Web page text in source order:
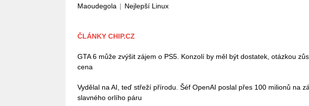
Maoudegola | Nejlepší Linux
ČLÁNKY CHIP.CZ
GTA 6 může zvýšit zájem o PS5. Konzolí by měl být dostatek, otázkou
cena
Vydělal na AI, teď střeží přírodu. Šéf OpenAI poslal přes 100 milionů na
slavného orlího páru